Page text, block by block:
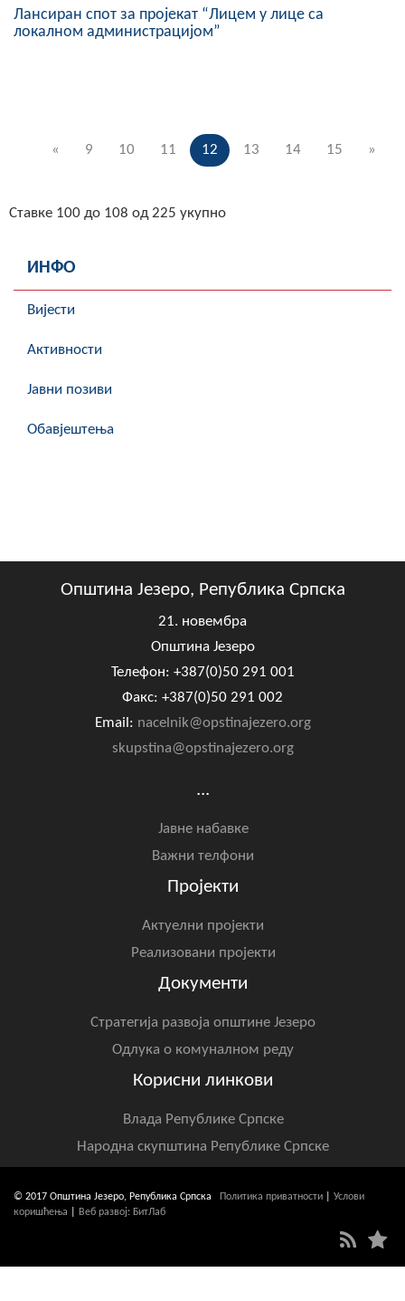
Лансиран спот за пројекат “Лицем у лице са
локалном администрацијом”
« 9 10 11 12 13 14 15 »
Ставке 100 до 108 од 225 укупно
ИНФО
Вијести
Активности
Јавни позиви
Обавјештења
Општина Језеро, Република Српска
21. новембра
Општина Језеро
Телефон: +387(0)50 291 001
Факс: +387(0)50 291 002
Email: nacelnik@opstinajezero.org
skupstina@opstinajezero.org
...
Јавне набавке
Важни телфони
Пројекти
Актуелни пројекти
Реализовани пројекти
Документи
Стратегија развоја општине Језеро
Одлука о комуналном реду
Корисни линкови
Влада Републике Српске
Народна скупштина Републике Српске
© 2017 Општина Језеро, Република Српска Политика приватности
Услови
коришћења
Веб развој: БитЛаб